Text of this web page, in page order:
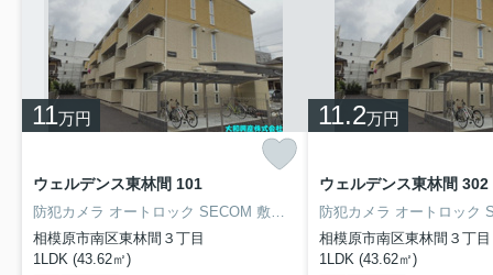
11万円
ウェルデンス東林間 101
防犯カメラ オートロック SECOM 敷地内駐車場 １台無料 カウンターキッチン 追焚 独立洗面
相模原市南区東林間３丁目
1LDK (43.62㎡)
11.2万円
ウェルデンス東林間 302
相模原市南区東林間３丁目
1LDK (43.62㎡)